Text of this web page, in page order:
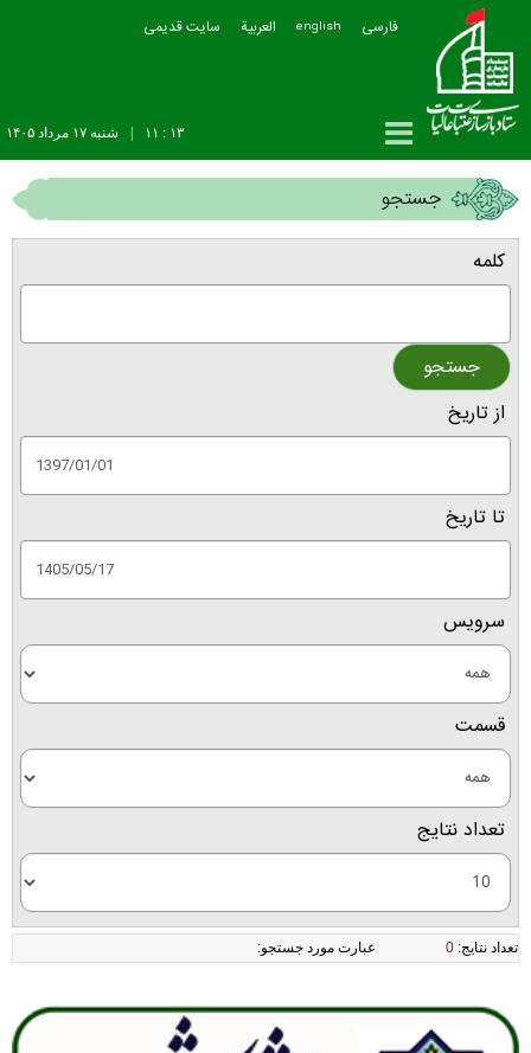
فارسی english العربیة سایت قدیمی
شنبه ۱۷ مرداد ۱۴۰۵ ۱۳ : ۱۱
جستجو
کلمه
از تاريخ
تا تاریخ
سرویس
قسمت
تعداد نتايج
تعداد نتايج: 0 عبارت مورد جستجو: